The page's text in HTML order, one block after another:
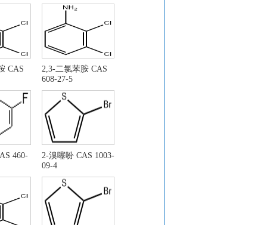
苯基硫甲基 -1H-吲哚- 3-
啉酮 CAS：22246-18-0
NO. 26272-90-2
CAS
2,3-二氯苯胺 CAS
608-27-5
460-
2-溴噻吩 CAS 1003-
09-4